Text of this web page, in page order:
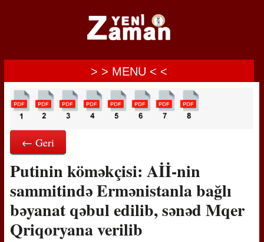
> > MENU < <
← Geri
Putinin köməkçisi: Aİİ-nin
sammitində Ermənistanla bağlı
bəyanat qəbul edilib, sənəd Mqer
Qriqoryana verilib